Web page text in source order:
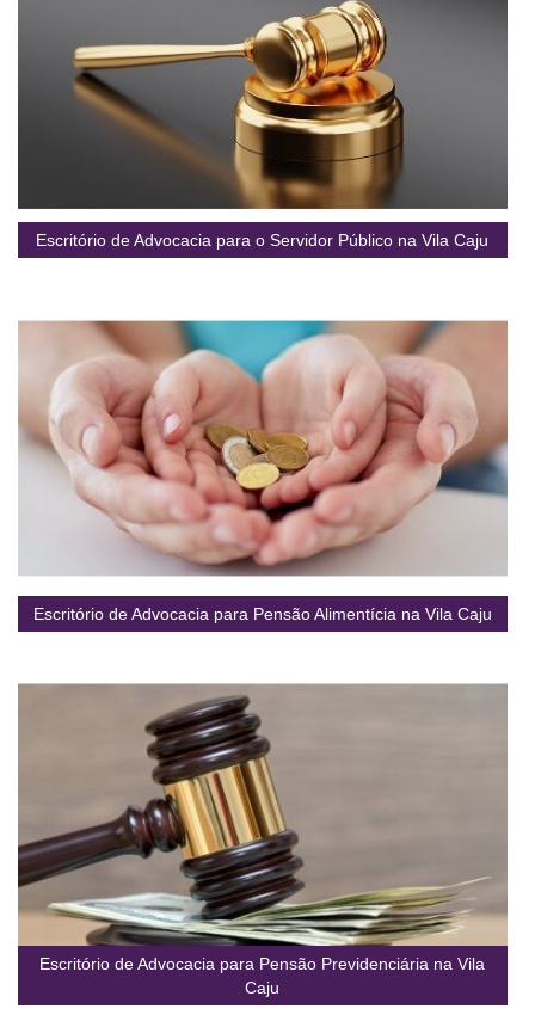
Escritório de Advocacia para o Servidor Público na Vila Caju
Escritório de Advocacia para Pensão Alimentícia na Vila Caju
Escritório de Advocacia para Pensão Previdenciária na Vila
Caju